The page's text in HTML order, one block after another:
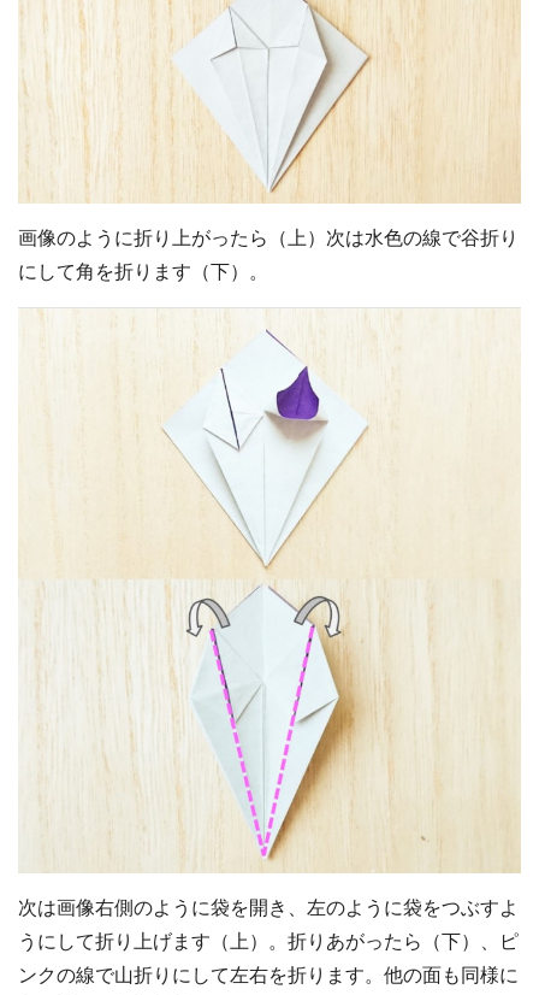
画像のように折り上がったら（上）次は水色の線で谷折り
にして角を折ります（下）。
次は画像右側のように袋を開き、左のように袋をつぶすよ
うにして折り上げます（上）。折りあがったら（下）、ピ
ンクの線で山折りにして左右を折ります。他の面も同様に